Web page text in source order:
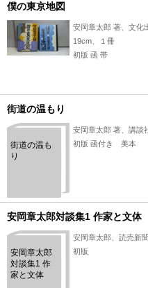
僕の東京地図
安岡章太郎 著、文化
19cm、１冊
初版 函 帯
街道の温もり
街道の温も
り
安岡章太郎 著、講談
初版 函付き 美本
安岡章太郎対談集1 作家と文体
安岡章太郎
対談集1 作
家と文体
安岡章太郎、読売新
初版